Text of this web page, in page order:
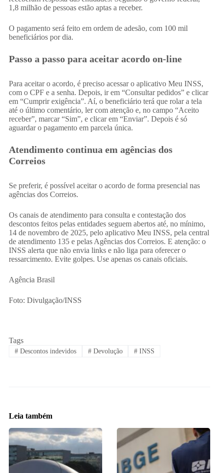
1,8 milhão de pessoas estão aptas a receber.
O pagamento será feito em ordem de adesão, com 100 mil
beneficiários por dia.
Passo a passo para aceitar acordo on-line
Para aceitar o acordo, é preciso acessar o aplicativo Meu INSS,
com o CPF e a senha. Depois, ir em “Consultar pedidos” e clicar
em “Cumprir exigência”. Aí, o beneficiário terá que rolar a tela
até o último comentário, ler com atenção e, no campo “Aceito
receber”, marcar “Sim”, e clicar em “Enviar”. Depois é só
aguardar o pagamento em parcela única.
Atendimento continua em agências dos
Correios
Se preferir, é possível aceitar o acordo de forma presencial nas
agências dos Correios.
Os canais de atendimento para consulta e contestação dos
descontos feitos pelas entidades seguem abertos até, no mínimo,
14 de novembro de 2025, pelo aplicativo Meu INSS, pela central
de atendimento 135 e pelas Agências dos Correios. E atenção: o
INSS alerta que não envia links e não liga para oferecer o
ressarcimento. Evite golpes. Use apenas os canais oficiais.
Agência Brasil
Foto: Divulgação/INSS
Tags
#Descontos indevidos #Devolução # INSS
Leia também